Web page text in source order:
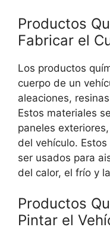
Productos
Fabricar el
Los productos
cuerpo de un
aleaciones,
Estos materiales
paneles
del vehículo.
ser usados para
del calor, el frío y
Productos
Pintar el